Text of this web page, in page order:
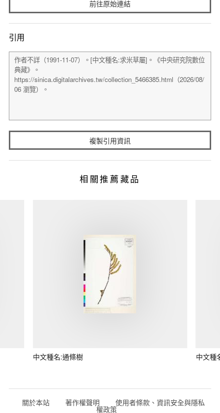
前往原始連結
引用
複製引用資訊
相關推薦藏品
中文種名:通條樹 中文種
關於本站 著作權聲明 使用者條款、資訊安全與隱私
權政策